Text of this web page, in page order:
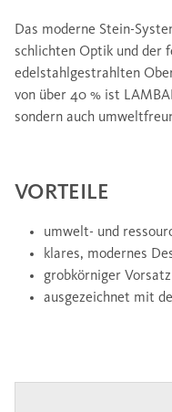
Das moderne Stein-
schlichten Optik und der
edelstahlgestrahlten
von über 40 % ist
sondern auch
VORTEILE
umwelt- und
klares, modernes
grobkörniger
ausgezeichnet mit